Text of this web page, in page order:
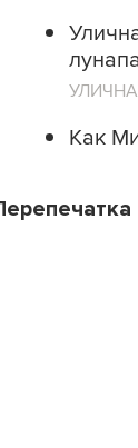
Как